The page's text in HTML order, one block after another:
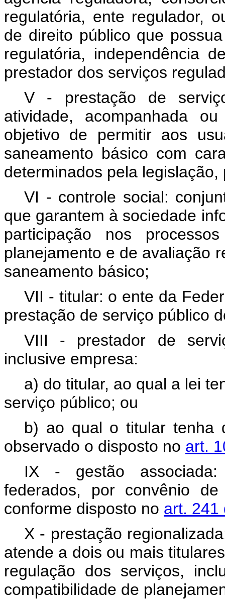
regulatória, ente regulador,
de direito público que
regulatória, independência
prestador dos serviços
V - prestação de
atividade, acompanhada
objetivo de permitir aos
saneamento básico com
determinados pela
VI - controle social:
que garantem à sociedade
participação nos
planejamento e de avaliação
saneamento básico;
VII - titular: o ente da
prestação de serviço público
VIII - prestador de
inclusive empresa:
a) do titular, ao qual a lei
serviço público; ou
b) ao qual o titular tenha
observado o disposto no art.
IX - gestão associada:
federados, por convênio
conforme disposto no art. 241
X - prestação
atende a dois ou mais
regulação dos serviços,
compatibilidade de